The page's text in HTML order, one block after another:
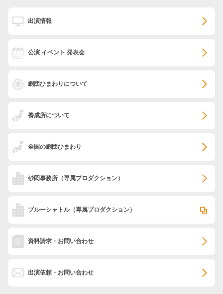
出演情報
公演 イベント 発表会
劇団ひまわりについて
養成所について
全国の劇団ひまわり
砂岡事務所 （専属プロダクション）
ブルーシャトル（専属プロダクション）
資料請求・お問い合わせ
出演依頼・お問い合わせ